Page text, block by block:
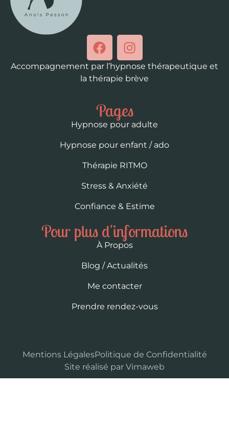
Accompagnement par l’hypnose thérapeutique et
la thérapie brève
Pages
Hypnose pour adulte
Hypnose pour enfant / ado
Thérapie RITMO
Stress & Anxiété
Confiance & Estime
Pour plus d'informations
À Propos
Blog / Actualités
Me contacter
Prendre rendez-vous
Mentions LégalesPolitique de Confidentialité
Site réalisé par Vimaweb